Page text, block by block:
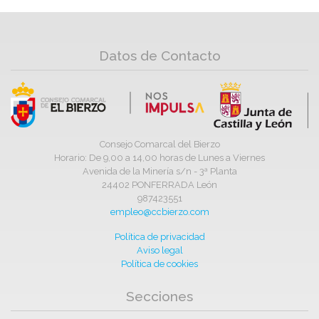
Datos de Contacto
Consejo Comarcal del Bierzo
Horario: De 9,00 a 14,00 horas de Lunes a Viernes
Avenida de la Minería s/n - 3ª Planta
24402 PONFERRADA León
987423551
empleo@ccbierzo.com
Política de privacidad
Aviso legal
Política de cookies
Secciones